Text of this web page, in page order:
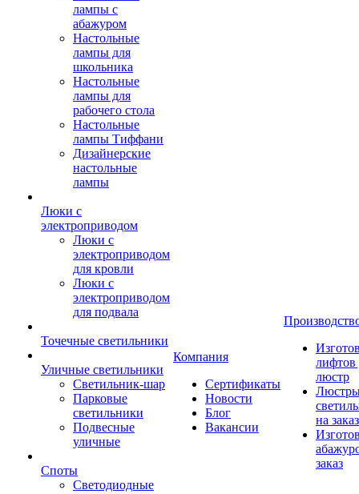
лампы с
абажуром
Настольные
лампы для
школьника
Настольные
лампы для
рабочего стола
Настольные
лампы Тиффани
Дизайнерские
настольные
лампы
Люки с
электроприводом
Люки с
электроприводом
для кровли
Люки с
электроприводом
для подвала
Точечные светильники
Уличные светильники
Светильник-шар
Парковые
светильники
Подвесные
уличные
Споты
Светодиодные
Компания
Сертификаты
Новости
Блог
Вакансии
лифтов
люстр
на заказ
заказ